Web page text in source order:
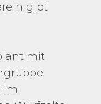
gibt
mit
im